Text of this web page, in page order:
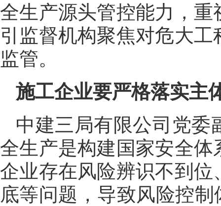
全生产源头管控能力，
引监督机构聚焦对危大
监管。
施工企业要严格落实主
中建三局有限公司党委
全生产是构建国家安全
企业存在风险辨识不到
底等问题，导致风险控